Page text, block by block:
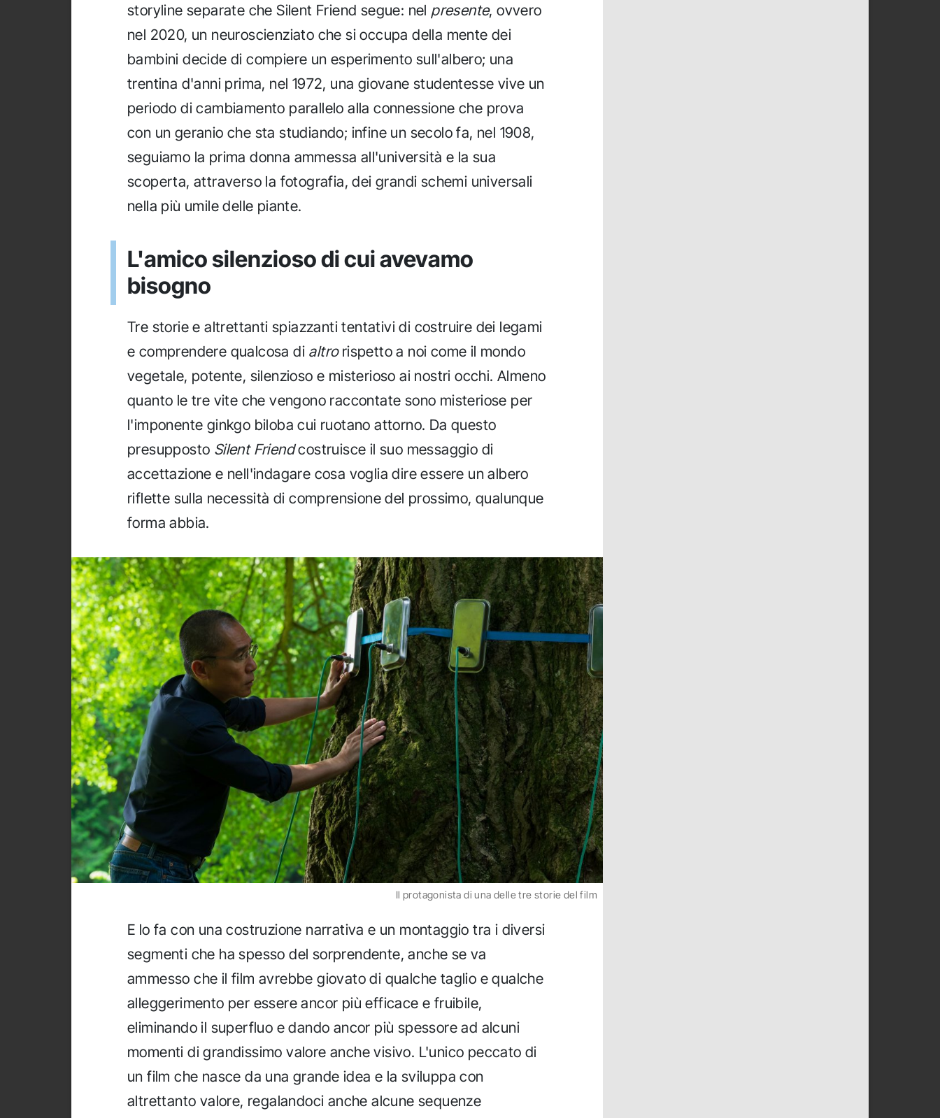
storyline separate che Silent Friend segue: nel presente, ovvero
nel 2020, un neuroscienziato che si occupa della mente dei
bambini decide di compiere un esperimento sull'albero; una
trentina d'anni prima, nel 1972, una giovane studentesse vive un
periodo di cambiamento parallelo alla connessione che prova
con un geranio che sta studiando; infine un secolo fa, nel 1908,
seguiamo la prima donna ammessa all'università e la sua
scoperta, attraverso la fotografia, dei grandi schemi universali
nella più umile delle piante.
L'amico silenzioso di cui avevamo
bisogno
Tre storie e altrettanti spiazzanti tentativi di costruire dei legami
e comprendere qualcosa di altrorispetto a noi come il mondo
vegetale, potente, silenzioso e misterioso ai nostri occhi. Almeno
quanto le tre vite che vengono raccontate sono misteriose per
l'imponente ginkgo biloba cui ruotano attorno. Da questo
presupposto Silent Friendcostruisce il suo messaggio di
accettazione e nell'indagare cosa voglia dire essere un albero
riflette sulla necessità di comprensione del prossimo, qualunque
forma abbia.
Il protagonista di una delle tre storie del film
E lo fa con una costruzione narrativa e un montaggio tra i diversi
segmenti che ha spesso del sorprendente, anche se va
ammesso che il film avrebbe giovato di qualche taglio e qualche
alleggerimento per essere ancor più efficace e fruibile,
eliminando il superfluo e dando ancor più spessore ad alcuni
momenti di grandissimo valore anche visivo. L'unico peccato di
un film che nasce da una grande idea e la sviluppa con
altrettanto valore, regalandoci anche alcune sequenze